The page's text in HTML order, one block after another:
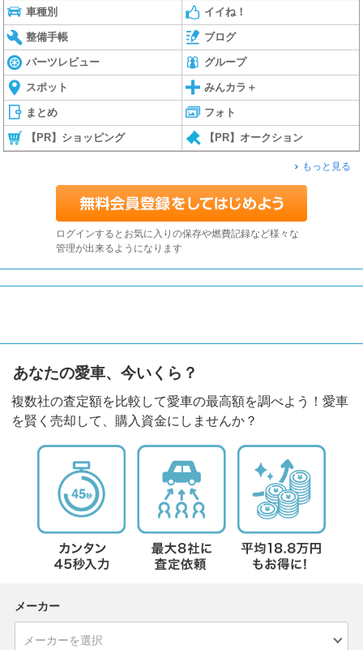
車種別 イイね！
整備手帳 ブログ
パーツレビュー グループ
スポット みんカラ＋
まとめ フォト
【PR】ショッピング 【PR】オークション
もっと見る
ログインするとお気に入りの保存や燃費記録など様々な
管理が出来るようになります
あなたの愛車、今いくら？
複数社の査定額を比較して愛車の最高額を調べよう！愛車
を賢く売却して、購入資金にしませんか？
メーカー